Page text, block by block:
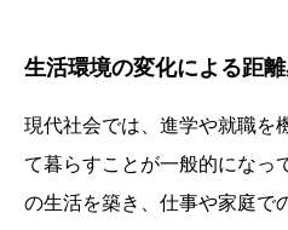
生活環境の変化による距
現代社会では、進学や就職を
て暮らすことが一般的になっ
の生活を築き、仕事や家庭で